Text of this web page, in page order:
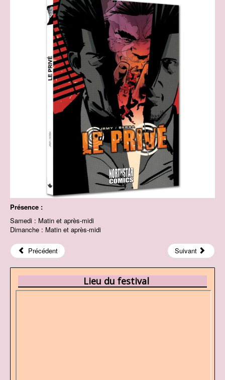
Présence :
Samedi : Matin et après-midi
Dimanche : Matin et après-midi
Précédent Suivant
Lieu du festival